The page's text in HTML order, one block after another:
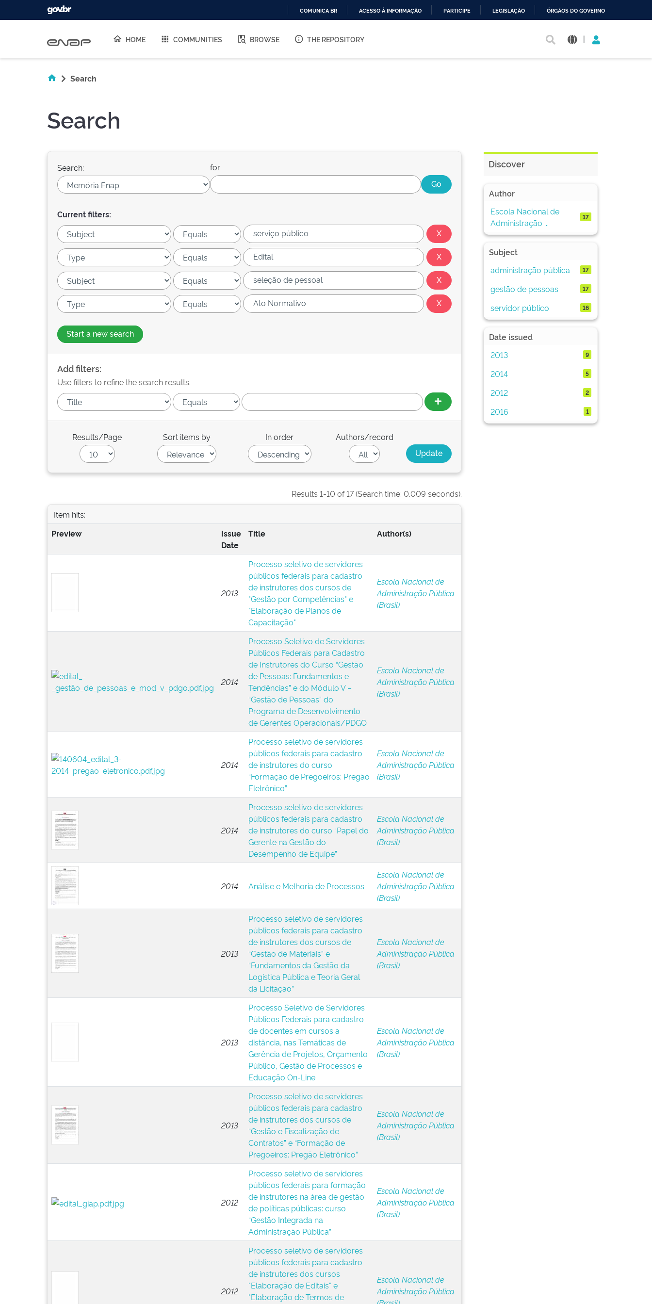
O
COMUNICA BR ACESSO À INFORMAÇÃO PARTICIPE LEGISLAÇÃO ÓRGÃOS DO GOVERNO
HOME COMMUNITIES BROWSE THE REPOSITORY |
Search
Search
Search: for
Current filters:
Start a new search
Add filters:
Use filters to refine the search results.
Results/Page Sort items by In order Authors/record
Results 1-10 of 17 (Search time: 0.009 seconds).
Item hits:
Preview
Issue
Date
Title Author(s)
2013
Processo seletivo de servidores
públicos federais para cadastro
de instrutores dos cursos de
"Gestão por Competências" e
"Elaboração de Planos de
Capacitação"
Escola Nacional de
Administração Pública
(Brasil)
2014
Processo Seletivo de Servidores
Públicos Federais para Cadastro
de Instrutores do Curso “Gestão
de Pessoas: Fundamentos e
Tendências” e do Módulo V –
“Gestão de Pessoas” do
Programa de Desenvolvimento
de Gerentes Operacionais/PDGO
Escola Nacional de
Administração Pública
(Brasil)
2014
Processo seletivo de servidores
públicos federais para cadastro
de instrutores do curso
“Formação de Pregoeiros: Pregão
Eletrônico”
Escola Nacional de
Administração Pública
(Brasil)
2014
Processo seletivo de servidores
públicos federais para cadastro
de instrutores do curso “Papel do
Gerente na Gestão do
Desempenho de Equipe”
Escola Nacional de
Administração Pública
(Brasil)
2014 Análise e Melhoria de Processos
Escola Nacional de
Administração Pública
(Brasil)
2013
Processo seletivo de servidores
públicos federais para cadastro
de instrutores dos cursos de
“Gestão de Materiais” e
“Fundamentos da Gestão da
Logística Pública e Teoria Geral
da Licitação”
Escola Nacional de
Administração Pública
(Brasil)
2013
Processo Seletivo de Servidores
Públicos Federais para cadastro
de docentes em cursos a
distância, nas Temáticas de
Gerência de Projetos, Orçamento
Público, Gestão de Processos e
Educação On-Line
Escola Nacional de
Administração Pública
(Brasil)
2013
Processo seletivo de servidores
públicos federais para cadastro
de instrutores dos cursos de
“Gestão e Fiscalização de
Contratos” e “Formação de
Pregoeiros: Pregão Eletrônico”
Escola Nacional de
Administração Pública
(Brasil)
2012
Processo seletivo de servidores
públicos federais para formação
de instrutores na área de gestão
de políticas públicas: curso
“Gestão Integrada na
Administração Pública”
Escola Nacional de
Administração Pública
(Brasil)
2012
Processo seletivo de servidores
públicos federais para cadastro
de instrutores dos cursos
"Elaboração de Editais" e
"Elaboração de Termos de
Escola Nacional de
Administração Pública
Discover
Author
Escola Nacional de
Administração ...
17
Subject
administração pública
17
gestão de pessoas 17
servidor público 16
Date issued
2013
9
2014 5
2012 2
2016 1